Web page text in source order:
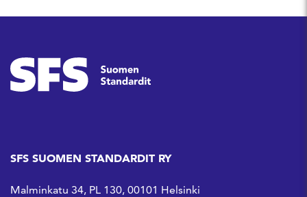
SFS SUOMEN STANDARDIT RY
Malminkatu 34, PL 130, 00101 Helsinki